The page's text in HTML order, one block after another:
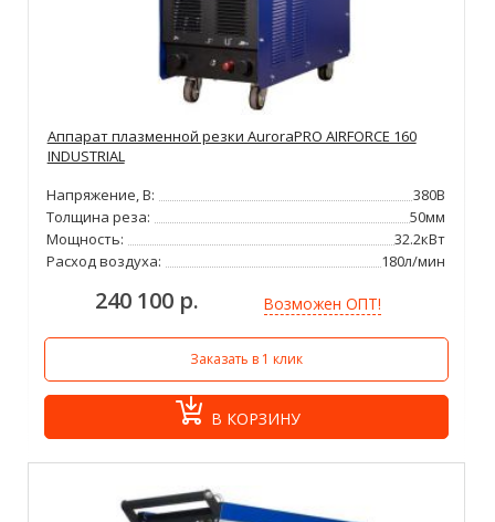
Аппарат плазменной резки AuroraPRO AIRFORCE 160
INDUSTRIAL
Напряжение, В:
380В
Толщина реза:
50мм
Мощность:
32.2кВт
Расход воздуха:
180л/мин
240 100 р. Возможен ОПТ!
Заказать в 1 клик
В КОРЗИНУ